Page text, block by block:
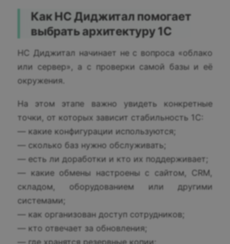
Как НС Диджитал помогает
выбрать архитектуру 1С
НС Диджитал начинает не с вопроса «облако
или сервер», а с проверки самой базы и её
окружения.
На этом этапе важно увидеть конкретные
точки, от которых зависит стабильность 1С:
— какие конфигурации используются;
— сколько баз нужно обслуживать;
— есть ли доработки и кто их поддерживает;
— какие обмены настроены с сайтом, CRM,
складом, оборудованием или другими
системами;
— как организован доступ сотрудников;
— кто отвечает за обновления;
— где хранятся резервные копии;